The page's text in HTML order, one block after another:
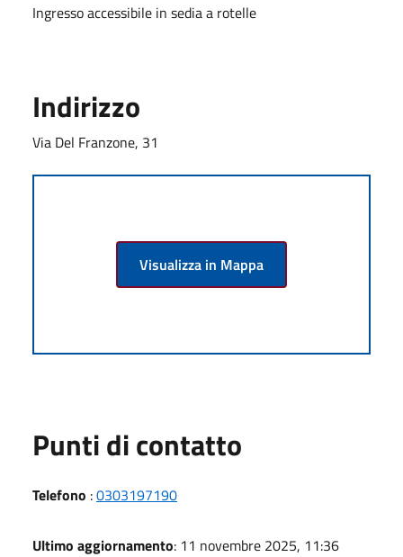
Ingresso accessibile in sedia a rotelle
Indirizzo
Via Del Franzone, 31
Visualizza in Mappa
Punti di contatto
Telefono :0303197190
Ultimo aggiornamento: 11 novembre 2025, 11:36